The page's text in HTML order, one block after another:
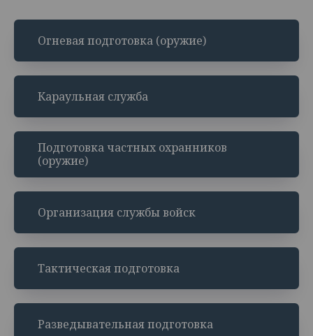
Огневая подготовка (оружие)
Караульная служба
Подготовка частных охранников
(оружие)
Организация службы войск
Тактическая подготовка
Разведывательная подготовка